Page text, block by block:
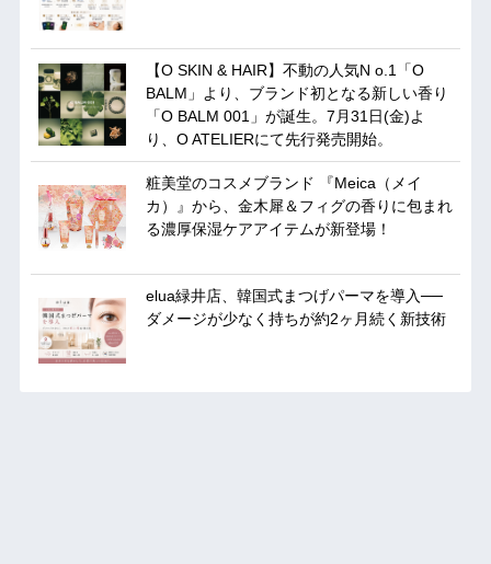
【O SKIN & HAIR】不動の人気N o.1「O
BALM」より、ブランド初となる新しい香り
「O BALM 001」が誕生。7月31日(金)よ
り、O ATELIERにて先行発売開始。
粧美堂のコスメブランド 『Meica（メイ
カ）』から、金木犀＆フィグの香りに包まれ
る濃厚保湿ケアアイテムが新登場！
elua緑井店、韓国式まつげパーマを導入──
ダメージが少なく持ちが約2ヶ月続く新技術